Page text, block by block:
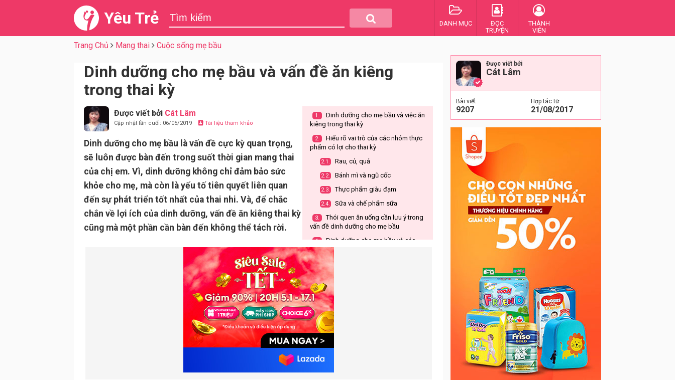
Yêu Trẻ DANH MỤC
ĐỌC
TRUYỆN
THÀNH
VIÊN
Trang Chủ Mang thai Cuộc sống mẹ bầu
Dinh dưỡng cho mẹ bầu và vấn đề ăn kiêng
trong thai kỳ
Được viết bởi Cát Lâm
Cập nhật lần cuối: 06/05/2019 Tài liệu tham khảo
Dinh dưỡng cho mẹ bầu là vấn đề cực kỳ quan trọng,
sẽ luôn được bàn đến trong suốt thời gian mang thai
của chị em. Vì, dinh dưỡng không chỉ đảm bảo sức
khỏe cho mẹ, mà còn là yếu tố tiên quyết liên quan
đến sự phát triển tốt nhất của thai nhi. Và, để chắc
chắn về lợi ích của dinh dưỡng, vấn đề ăn kiêng thai kỳ
cũng mà một phần cần bàn đến không thể tách rời.
1.
Dinh dưỡng cho mẹ bầu và việc ăn
kiêng trong thai kỳ
2.
Hiểu rõ vai trò của các nhóm thực
phẩm có lợi cho thai kỳ
2.1. Rau, củ, quả
2.2. Bánh mì và ngũ cốc
2.3. Thực phẩm giàu đạm
2.4. Sữa và chế phẩm sữa
3.
Thói quen ăn uống cần lưu ý trong
vấn đề dinh dưỡng cho mẹ bầu
4.
Dinh dưỡng cho mẹ bầu và các
chất cần bổ sung
5. Thực đơn tham khảo điển hình
Được viết bởi
Cát Lâm
Bài viết
9207
Hợp tác từ
21/08/2017